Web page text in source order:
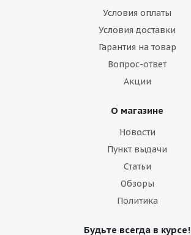
Условия оплаты
Условия доставки
Гарантия на товар
Вопрос-ответ
Акции
О магазине
Новости
Пункт выдачи
Статьи
Обзоры
Политика
Будьте всегда в курсе!